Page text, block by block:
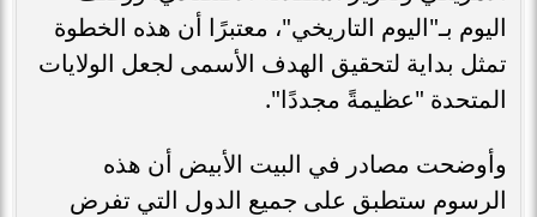
اليوم بـ"اليوم التاريخي"، معتبرًا أن هذه الخطوة
تمثل بداية لتحقيق الهدف الأسمى لجعل الولايات
المتحدة "عظيمةً مجددًا".
وأوضحت مصادر في البيت الأبيض أن هذه
الرسوم ستطبق على جميع الدول التي تفرض